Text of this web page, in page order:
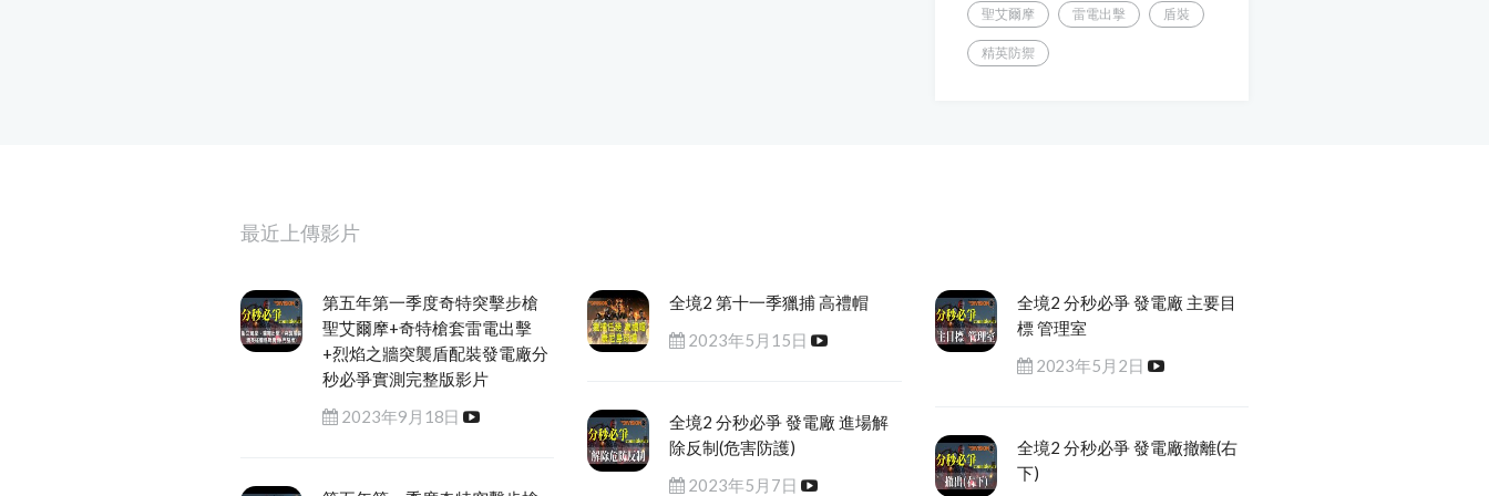
聖艾爾摩 雷電出擊 盾裝
精英防禦
最近上傳影片
第五年第一季度奇特突擊步槍
聖艾爾摩+奇特槍套雷電出擊
+烈焰之牆突襲盾配裝發電廠分
秒必爭實測完整版影片
2023年9月18日
全境2 第十一季獵捕 高禮帽
2023年5月15日
全境2 分秒必爭 發電廠 進場解
除反制(危害防護)
2023年5月7日
全境2 分秒必爭 發電廠 主要目
標 管理室
2023年5月2日
全境2 分秒必爭 發電廠撤離(右
下)